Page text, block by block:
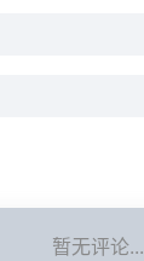
暂无评论...